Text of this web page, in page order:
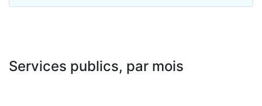
Services publics, par mois